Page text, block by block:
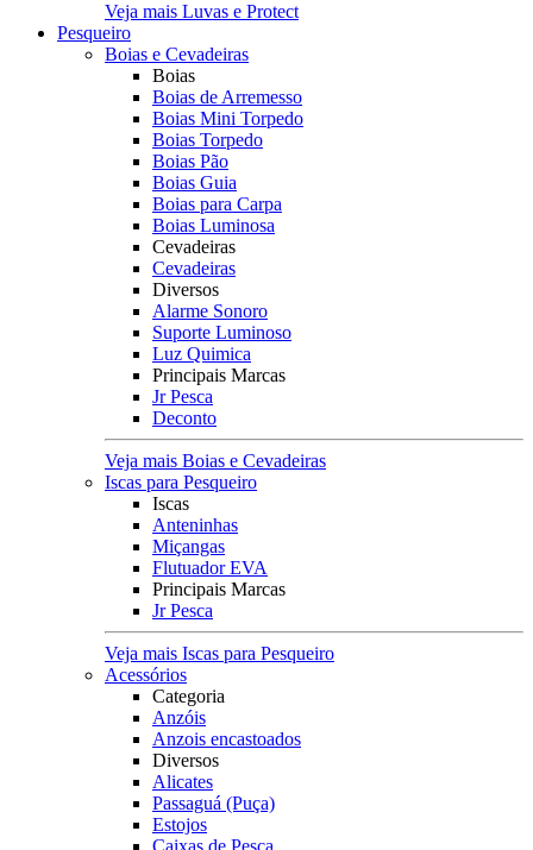
Veja mais Luvas e Protect
Pesqueiro
Boias e Cevadeiras
Boias
Boias de Arremesso
Boias Mini Torpedo
Boias Torpedo
Boias Pão
Boias Guia
Boias para Carpa
Boias Luminosa
Cevadeiras
Cevadeiras
Diversos
Alarme Sonoro
Suporte Luminoso
Luz Quimica
Principais Marcas
Jr Pesca
Deconto
Veja mais Boias e Cevadeiras
Iscas para Pesqueiro
Iscas
Anteninhas
Miçangas
Flutuador EVA
Principais Marcas
Jr Pesca
Veja mais Iscas para Pesqueiro
Acessórios
Categoria
Anzóis
Anzois encastoados
Diversos
Alicates
Passaguá (Puça)
Estojos
Caixas de Pesca